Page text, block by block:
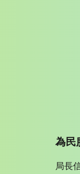
為民
局長